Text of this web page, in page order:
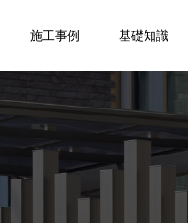
施工事例 基礎知識